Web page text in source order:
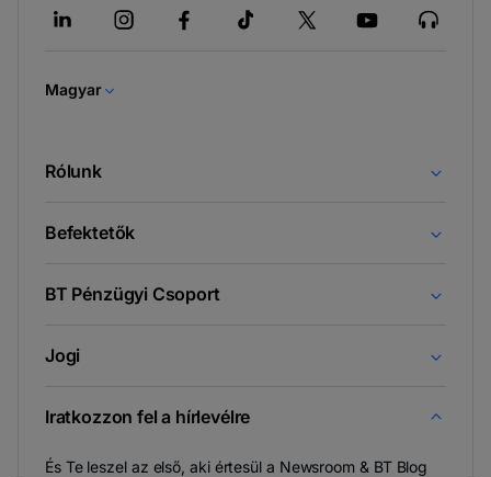
nyílik
Magyar
Rólunk
Befektetők
BT Pénzügyi Csoport
Jogi
Iratkozzon fel a hírlevélre
És Te leszel az első, aki értesül a Newsroom & BT Blog